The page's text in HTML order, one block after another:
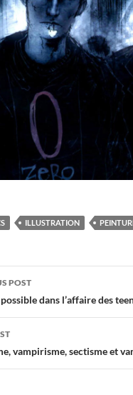
ILLUSTRATION
POST
dans l’affaire des
vampirisme, sectisme et